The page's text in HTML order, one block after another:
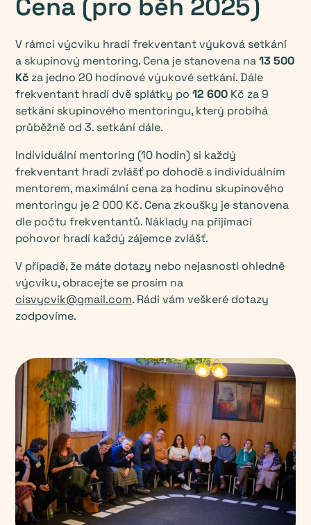
Cena (pro běh 2025)
V rámci výcviku hradí frekventant výuková setkání
a skupinový mentoring. Cena je stanovena na13 500
Kč za jedno 20 hodinové výukové setkání. Dále
frekventant hradí dvě splátky po12 600 Kč za 9
setkání skupinového mentoringu, který probíhá
průběžně od 3. setkání dále.
Individuální mentoring (10 hodin) si každý
frekventant hradí zvlášť po dohodě s individuálním
mentorem, maximální cena za hodinu skupinového
mentoringu je 2 000 Kč. Cena zkoušky je stanovena
dle počtu frekventantů. Náklady na přijímací
pohovor hradí každý zájemce zvlášť.
V případě, že máte dotazy nebo nejasnosti ohledně
výcviku, obracejte se prosím na
cisvycvik@gmail.com. Rádi vám veškeré dotazy
zodpovíme.